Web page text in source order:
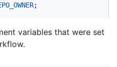
;
variables that were set